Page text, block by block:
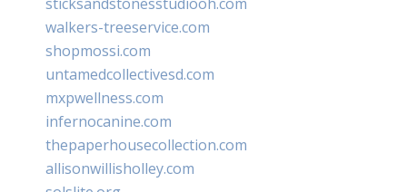
walkers-treeservice.com
shopmossi.com
untamedcollectivesd.com
mxpwellness.com
infernocanine.com
thepaperhousecollection.com
allisonwillisholley.com